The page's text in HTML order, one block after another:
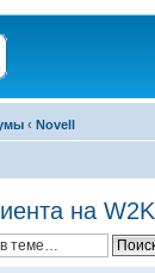
‹ Novell
на W2K